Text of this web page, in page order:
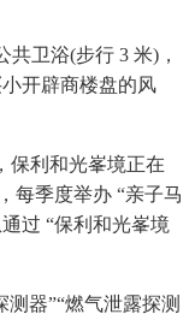
卫浴(步行 3 米)，
开辟商楼盘的风
保利和光峯境正在
每季度举办 “亲子马
过 “保利和光峯境
器”“燃气泄露探测